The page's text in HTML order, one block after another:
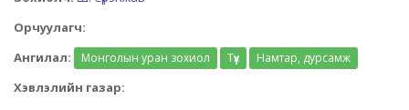
Орчуулагч:
Ангилал:
Монголын уран зохиол Түүх Намтар, дурсамж
Хэвлэлийн газар: